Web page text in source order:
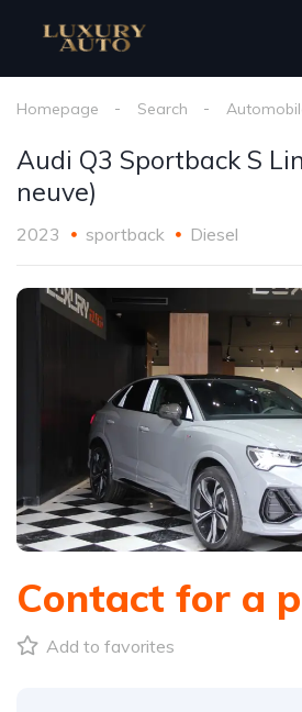
Homepage Search
Audi Q3 Sportback S
neuve)
2023 sportback Diesel
Contact for a
Add to favorites